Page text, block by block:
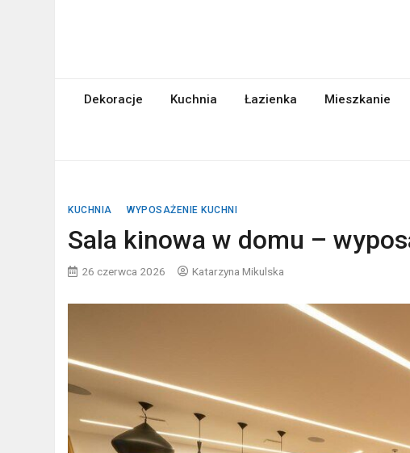
abcgospodyni.pl
Dekoracje Kuchnia Łazienka Mieszkanie
KUCHNIA WYPOSAŻENIE KUCHNI
Sala kinowa w domu –
26 czerwca 2026 Katarzyna Mikulska